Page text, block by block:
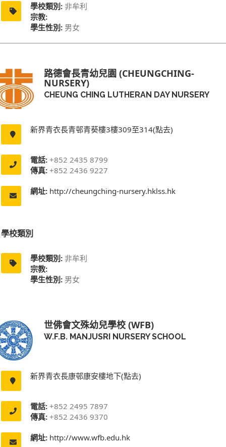
學校類別: 非牟利
宗教:
學生性別: 男女
路德會長青幼兒園 (CHEUNGCHING-
NURSERY)
CHEUNG CHING LUTHERAN DAY NURSERY
新界青衣長青邨青葵樓3樓309至314(點去)
電話: +852 2435 8799
傳真: +852 2436 9227
網址: http://cheungching-nursery.hklss.hk
學校類別
學校類別: 非牟利
宗教:
學生性別: 男女
世佛會文殊幼兒學校 (WFB)
W.F.B. MANJUSRI NURSERY SCHOOL
新界青衣長康邨康安樓地下(點去)
電話: +852 2495 7897
傳真: +852 2436 9370
網址: http://www.wfb.edu.hk